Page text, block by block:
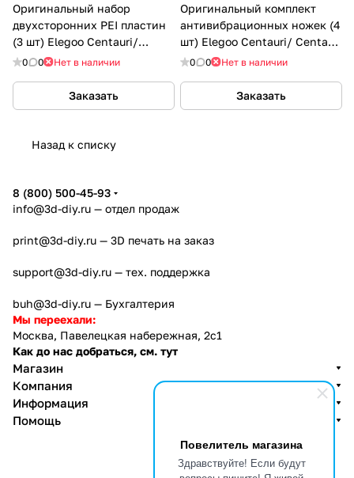
Повелитель магазина
Здравствуйте! Если будут
Оригинальный набор
двухсторонних PEI пластин
(3 шт) Elegoo Centauri/
Centauri Carbon
0 0 Нет в наличии
Заказать
Оригинальный комплект
антивибрационных ножек (4
шт) Elegoo Centauri/ Centauri
Carbon
0 0 Нет в наличии
Заказать
Назад к списку
8 (800) 500-45-93
info@3d-diy.ru — отдел продаж
print@3d-diy.ru — 3D печать на заказ
support@3d-diy.ru — тех. поддержка
buh@3d-diy.ru — Бухгалтерия
Мы переехали:
Москва, Павелецкая набережная, 2с1
Как до нас добраться, см. тут
Магазин
Компания
Информация
Помощь